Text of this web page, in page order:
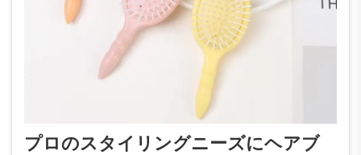
プロのスタイリングニーズにヘアブ